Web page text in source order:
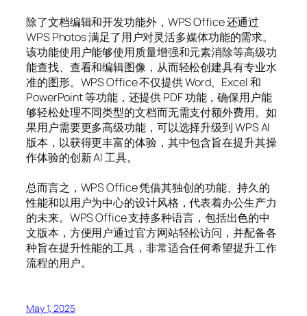
除了文档编辑和开发功能外，WPS Office 还通过
WPS Photos 满足了用户对灵活多媒体功能的需求。
该功能使用户能够使用质量增强和元素消除等高级功
能查找、查看和编辑图像，从而轻松创建具有专业水
准的图形。WPS Office 不仅提供 Word、Excel 和
PowerPoint 等功能，还提供 PDF 功能，确保用户能
够轻松处理不同类型的文档而无需支付额外费用。如
果用户需要更多高级功能，可以选择升级到 WPS AI
版本，以获得更丰富的体验，其中包含旨在提升其操
作体验的创新 AI 工具。
总而言之，WPS Office 凭借其独创的功能、持久的
性能和以用户为中心的设计风格，代表着办公生产力
的未来。WPS Office 支持多种语言，包括出色的中
文版本，方便用户通过官方网站轻松访问，并配备各
种旨在提升性能的工具，非常适合任何希望提升工作
流程的用户。
May 1, 2025